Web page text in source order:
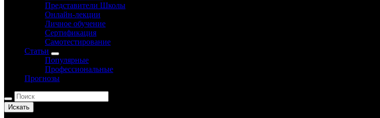
Представители Школы
Онлайн-лекции
Личное обучение
Сертификация
Самотестирование
Статьи
Популярные
Профессиональные
Прогнозы
Искать